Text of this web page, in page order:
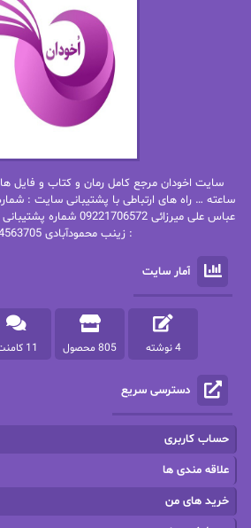
باران
بهار
بهاره
بهاره.م
بیتا فرخی
پاتریشیا ویلسون پرتو
پرستو
پرستو مهاجر
پرهام
پروانه قدیمی پروانه
پریسا شکور(طوفان خاموش)
پنلوپه وارد
تاران
ساعته … راه های ارتباطی با پشتیبانی سایت :
: زینب محمودآبادی 09944563705
آمار سایت
4 نوشته 805 محصول 11 کامنت
دسترسی سریع
حساب کاربری
علاقه مندی ها
خرید های من